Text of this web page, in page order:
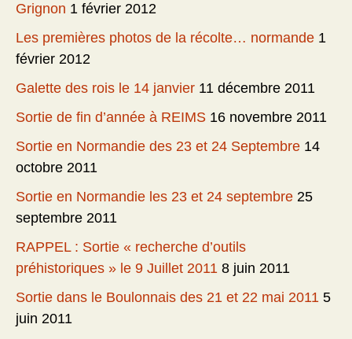
Grignon 1 février 2012
Les premières photos de la récolte… normande 1
février 2012
Galette des rois le 14 janvier 11 décembre 2011
Sortie de fin d’année à REIMS 16 novembre 2011
Sortie en Normandie des 23 et 24 Septembre 14
octobre 2011
Sortie en Normandie les 23 et 24 septembre 25
septembre 2011
RAPPEL : Sortie « recherche d’outils
préhistoriques » le 9 Juillet 2011 8 juin 2011
Sortie dans le Boulonnais des 21 et 22 mai 2011 5
juin 2011